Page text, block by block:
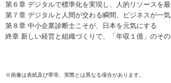
第６章 デジタルで標準化を実現し、人的リソースを
第７章 デジタルと人間が交わる瞬間、ビジネスが一
第８章 中小企業診断士こそが、日本を元気にする
終章 新しい経営と組織づくりで、「年収１億」のそ
※画像は表紙及び帯等、実際とは異なる場合があります。